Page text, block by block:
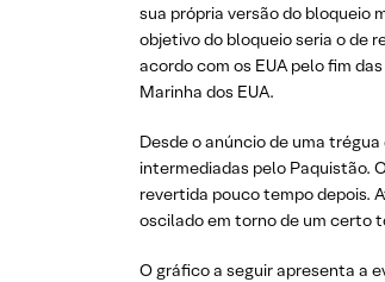
sua própria versão do bloqueio
objetivo do bloqueio seria o de
acordo com os EUA pelo fim
Marinha dos EUA.
Desde o anúncio de uma
intermediadas pelo Paquistão.
revertida pouco tempo depois.
oscilado em torno de um certo
O gráfico a seguir apresenta a